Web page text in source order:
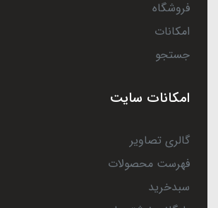
فروشگاه
امکانات
جستجو
امکانات سایت
گالری تصاویر
فهرست محصولات
سبدخرید